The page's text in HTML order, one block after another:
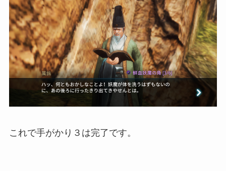
これで手がかり３は完了です。